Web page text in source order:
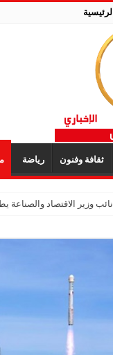
الرئيسية
ثقافة وفنون رياضة
نائب وزير الاقتصاد والصناعة